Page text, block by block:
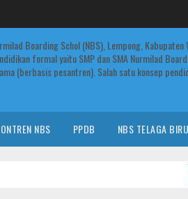
Boarding Schol (NBS), Lempong,
formal yaitu SMP dan SMA Nurmilad
(berbasis pesantren). Salah satu konsep
NBS PPDB NBS TELAGA BIRU